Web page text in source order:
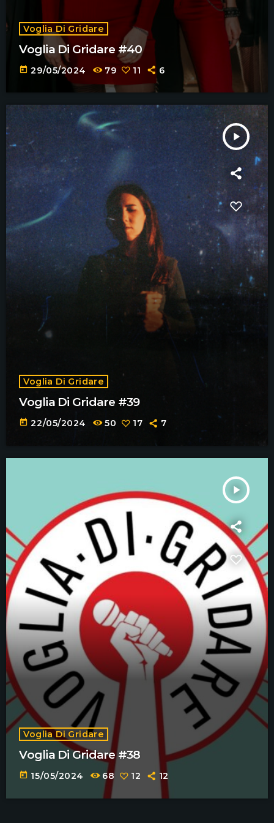
Voglia Di Gridare
Voglia Di Gridare #40
today 29/05/2024 79 11 6
play_arrow
Voglia Di Gridare
Voglia Di Gridare #39
today 22/05/2024 50 17 7
play_arrow
Voglia Di Gridare
Voglia Di Gridare #38
today 15/05/2024 68 12 12